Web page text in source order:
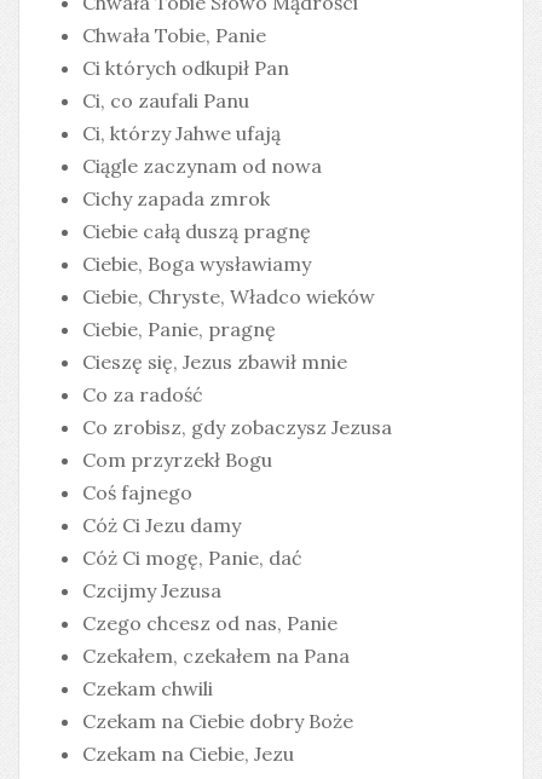
Chwała Tobie, Panie
Ci których odkupił Pan
Ci, co zaufali Panu
Ci, którzy Jahwe ufają
Ciągle zaczynam od nowa
Cichy zapada zmrok
Ciebie całą duszą pragnę
Ciebie, Boga wysławiamy
Ciebie, Chryste, Władco wieków
Ciebie, Panie, pragnę
Cieszę się, Jezus zbawił mnie
Co za radość
Co zrobisz, gdy zobaczysz Jezusa
Com przyrzekł Bogu
Coś fajnego
Cóż Ci Jezu damy
Cóż Ci mogę, Panie, dać
Czcijmy Jezusa
Czego chcesz od nas, Panie
Czekałem, czekałem na Pana
Czekam chwili
Czekam na Ciebie dobry Boże
Czekam na Ciebie, Jezu